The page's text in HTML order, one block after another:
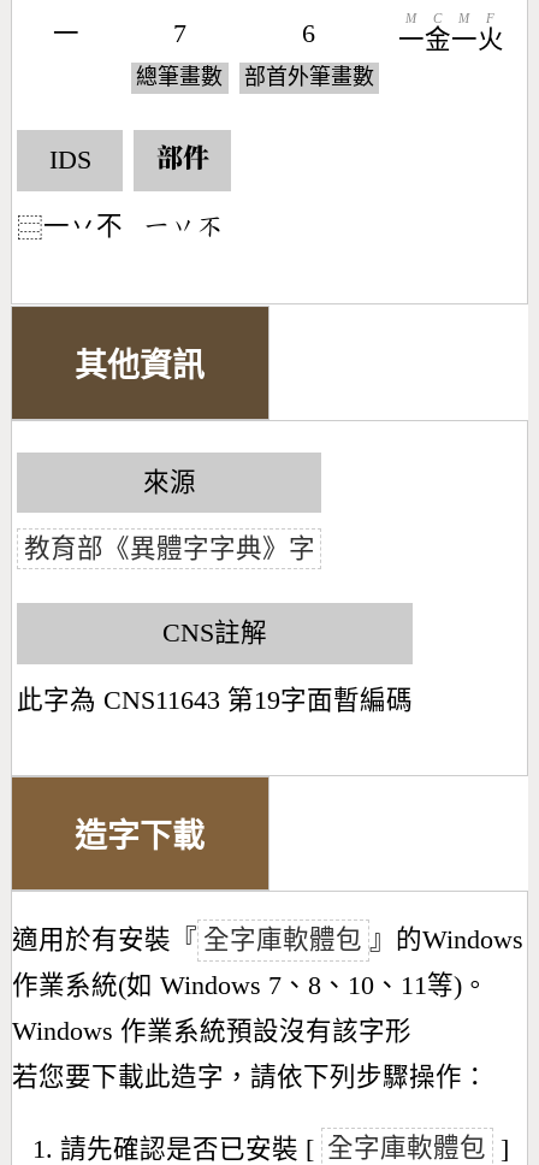
一 7
總筆畫數
6
部首外筆畫數
一
M
金
C
一
M
火
F
IDS
⿳一丷不
部件
󶀀󶁅󶂾
其他資訊
來源
教育部《異體字字典》字
CNS註解
此字為 CNS11643 第19字面暫編碼
造字下載
適用於有安裝『 全字庫軟體包 』的Windows
作業系統(如 Windows 7、8、10、11等)。
Windows 作業系統預設沒有該字形
若您要下載此造字，請依下列步驟操作：
請先確認是否已安裝 [ 全字庫軟體包 ]